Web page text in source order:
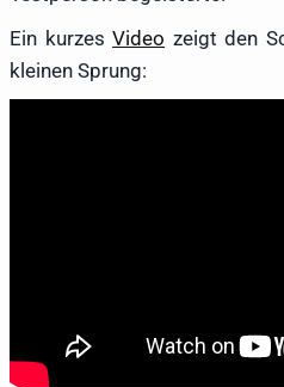
Ein kurzesVideo zeigt den
kleinen Sprung: